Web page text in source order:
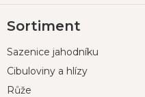
á
a
Sortiment
Sazenice jahodníku
Cibuloviny a hlízy
Růže